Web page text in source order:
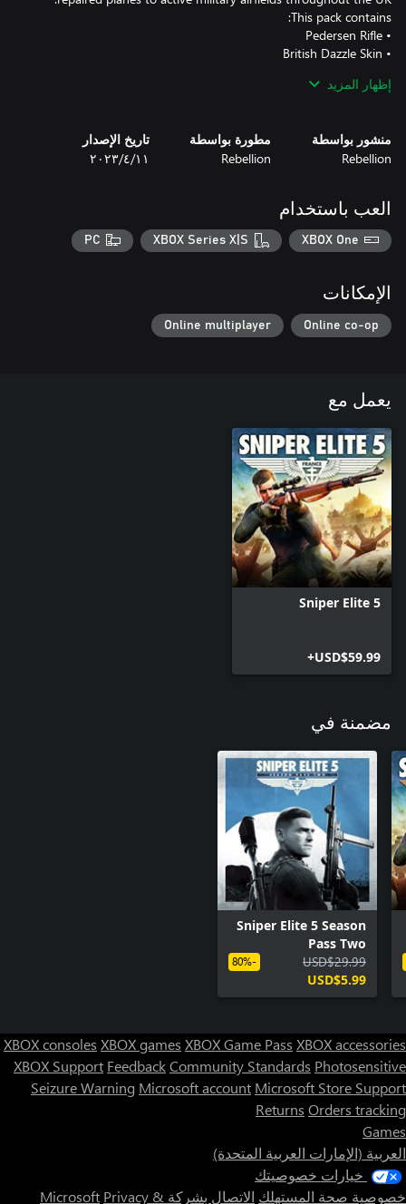
• Air Auxiliary Skin (Monika)
إظهار المزيد
منشور بواسطة
Rebellion
مطورة بواسطة
Rebellion
تاريخ الإصدار
١١‏/٤‏/٢٠٢٣
العب باستخدام
XBOX One
XBOX Series X|S
PC
الإمكانات
Online co-op
Online multiplayer
يعمل مع
Sniper Elite 5
USD$59.99+
مضمنة في
Sniper Elite 5 Season
Pass Two
USD$29.99
USD$5.99
-80%
XBOX consoles XBOX games XBOX Game Pass XBOX accessories
XBOX Support FeedbackCommunity Standards Photosensitive
Seizure Warning Microsoft account Microsoft Store Support
Returns Orders tracking
Games
العربية (الإمارات العربية المتحدة)
خيارات خصوصيتك
خصوصية صحة المستهلك الاتصال بشركة Microsoft Privacy &